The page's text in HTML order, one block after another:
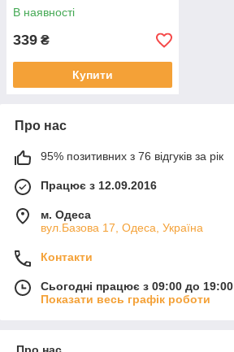
В наявності
339 ₴
Купити
Про нас
95% позитивних з 76 відгуків за рік
Працює з 12.09.2016
м. Одеса
вул.Базова 17, Одеса, Україна
Контакти
Сьогодні працює з 09:00 до 19:00
Показати весь графік роботи